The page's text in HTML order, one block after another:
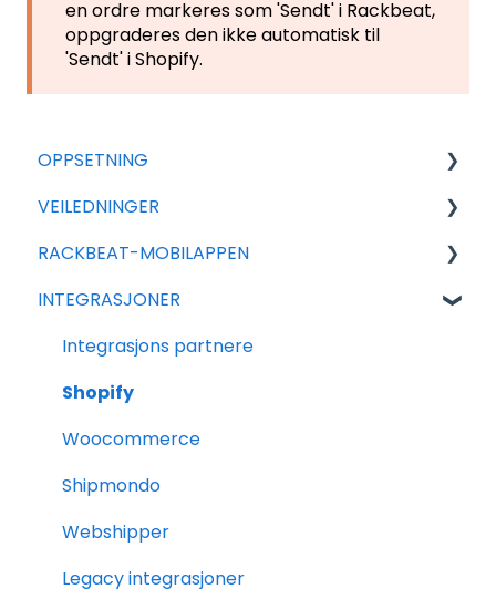
en ordre markeres som 'Sendt' i Rackbeat,
oppgraderes den ikke automatisk til
'Sendt' i Shopify.
OPPSETNING
For nye avtaler
Generell Oppsett
Tilleggsmoduler
Salg
Varer
Innkjøp
VEILEDNINGER
Eksport
Import
Rackbeat
Rapportering
Ofte stilte spørsmål
RACKBEAT-MOBILAPPEN
Rackbeat
INTEGRASJONER
Integrasjons partnere
Shopify
Woocommerce
Shipmondo
Webshipper
Legacy integrasjoner